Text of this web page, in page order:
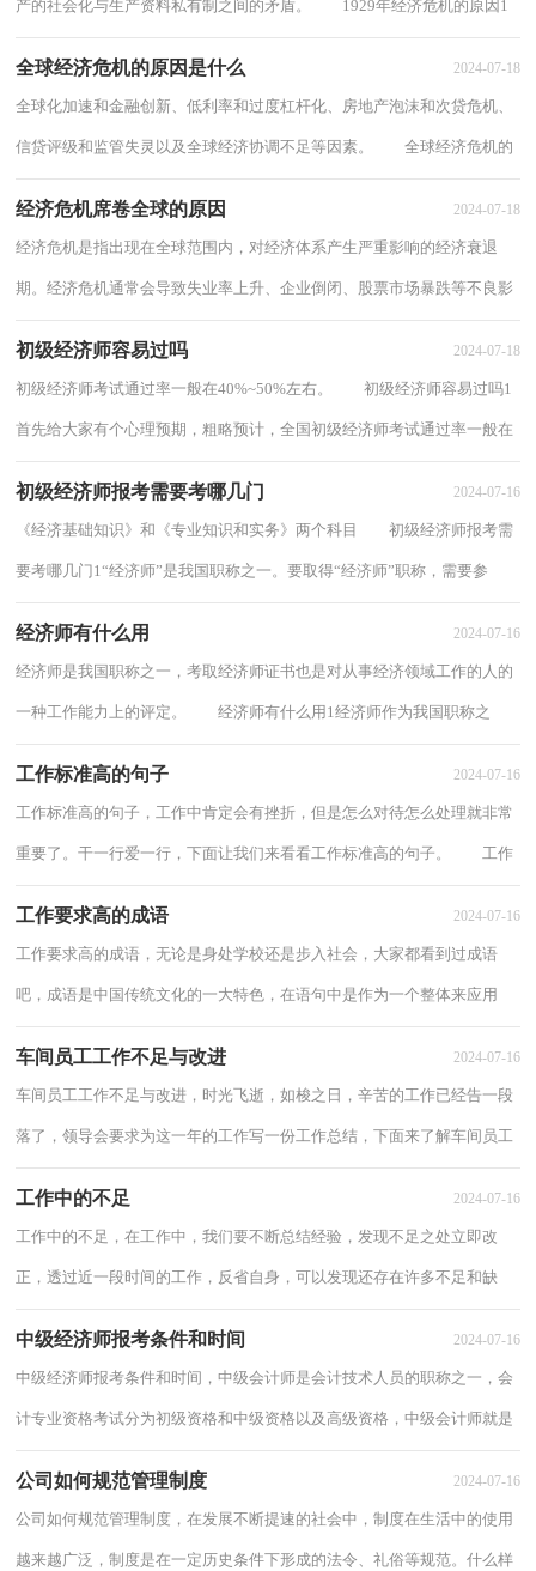
产的社会化与生产资料私有制之间的矛盾。 1929年经济危机的原因1
全球经济危机的原因是什么 2024-07-18
全球化加速和金融创新、低利率和过度杠杆化、房地产泡沫和次贷危机、
信贷评级和监管失灵以及全球经济协调不足等因素。 全球经济危机的
经济危机席卷全球的原因 2024-07-18
经济危机是指出现在全球范围内，对经济体系产生严重影响的经济衰退
期。经济危机通常会导致失业率上升、企业倒闭、股票市场暴跌等不良影
初级经济师容易过吗 2024-07-18
初级经济师考试通过率一般在40%~50%左右。 初级经济师容易过吗1
首先给大家有个心理预期，粗略预计，全国初级经济师考试通过率一般在
初级经济师报考需要考哪几门 2024-07-16
《经济基础知识》和《专业知识和实务》两个科目 初级经济师报考需
要考哪几门1“经济师”是我国职称之一。要取得“经济师”职称，需要参
经济师有什么用 2024-07-16
经济师是我国职称之一，考取经济师证书也是对从事经济领域工作的人的
一种工作能力上的评定。 经济师有什么用1经济师作为我国职称之
工作标准高的句子 2024-07-16
工作标准高的句子，工作中肯定会有挫折，但是怎么对待怎么处理就非常
重要了。干一行爱一行，下面让我们来看看工作标准高的句子。 工作
工作要求高的成语 2024-07-16
工作要求高的成语，无论是身处学校还是步入社会，大家都看到过成语
吧，成语是中国传统文化的一大特色，在语句中是作为一个整体来应用
车间员工工作不足与改进 2024-07-16
车间员工工作不足与改进，时光飞逝，如梭之日，辛苦的工作已经告一段
落了，领导会要求为这一年的工作写一份工作总结，下面来了解车间员工
工作中的不足 2024-07-16
工作中的不足，在工作中，我们要不断总结经验，发现不足之处立即改
正，透过近一段时间的工作，反省自身，可以发现还存在许多不足和缺
中级经济师报考条件和时间 2024-07-16
中级经济师报考条件和时间，中级会计师是会计技术人员的职称之一，会
计专业资格考试分为初级资格和中级资格以及高级资格，中级会计师就是
公司如何规范管理制度 2024-07-16
公司如何规范管理制度，在发展不断提速的社会中，制度在生活中的使用
越来越广泛，制度是在一定历史条件下形成的法令、礼俗等规范。什么样